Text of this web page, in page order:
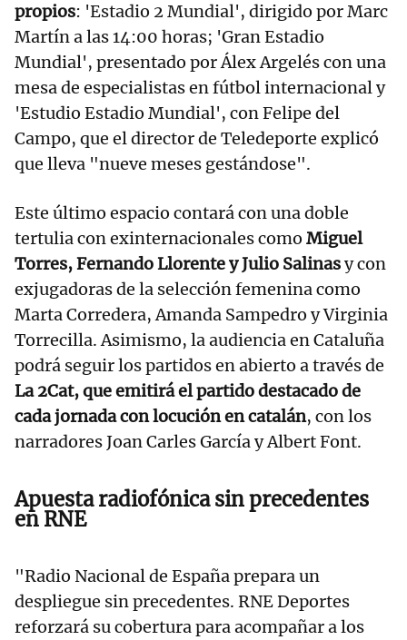
propios: 'Estadio 2 Mundial', dirigido por Marc
Martín a las 14:00 horas; 'Gran Estadio
Mundial', presentado por Álex Argelés con una
mesa de especialistas en fútbol internacional y
'Estudio Estadio Mundial', con Felipe del
Campo, que el director de Teledeporte explicó
que lleva "nueve meses gestándose".
Este último espacio contará con una doble
tertulia con exinternacionales como Miguel
Torres, Fernando Llorente y Julio Salinasy con
exjugadoras de la selección femenina como
Marta Corredera, Amanda Sampedro y Virginia
Torrecilla. Asimismo, la audiencia en Cataluña
podrá seguir los partidos en abierto a través de
La 2Cat, que emitirá el partido destacado de
cada jornada con locución en catalán, con los
narradores Joan Carles García y Albert Font.
Apuesta radiofónica sin precedentes
en RNE
"Radio Nacional de España prepara un
despliegue sin precedentes. RNE Deportes
reforzará su cobertura para acompañar a los